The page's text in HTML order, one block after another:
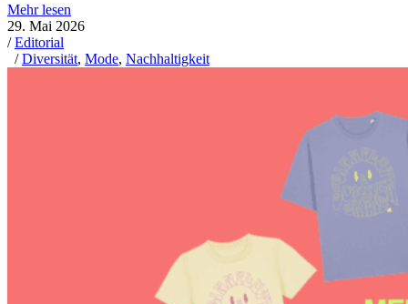
Mehr lesen
29. Mai 2026
/Editorial
/Diversität, Mode, Nachhaltigkeit